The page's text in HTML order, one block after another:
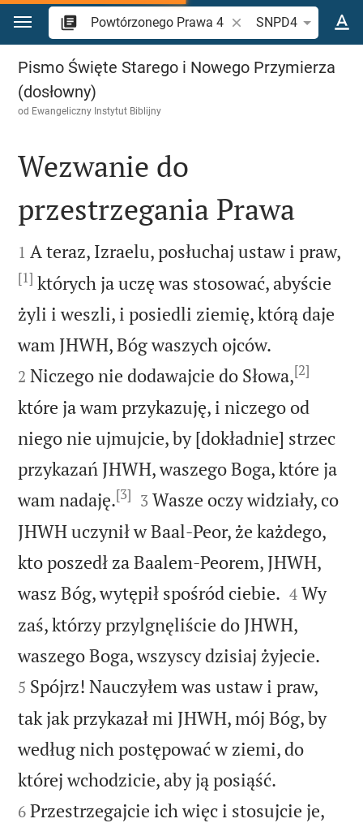
Przejdź do treści
Szukaj wersetu lub
SNPD4
Powtórzonego Prawa 4
Pismo Święte Starego i Nowego Przymierza
(dosłowny)
od Ewangeliczny Instytut Biblijny

Wezwanie do
przestrzegania Prawa

1 A teraz, Izraelu, posłuchaj ustaw i praw,
[1] których ja uczę was stosować, abyście
żyli i weszli, i posiedli ziemię, którą daje
wam JHWH, Bóg waszych ojców.
2 Niczego nie dodawajcie do Słowa,[2]
które ja wam przykazuję, i niczego od
niego nie ujmujcie, by [dokładnie] strzec
przykazań JHWH, waszego Boga, które ja
wam nadaję.[3] 

3 Wasze oczy widziały, co
JHWH uczynił w Baal-Peor, że każdego,
kto poszedł za Baalem-Peorem, JHWH,
wasz Bóg, wytępił spośród ciebie. 

4 Wy
zaś, którzy przylgnęliście do JHWH,
waszego Boga, wszyscy dzisiaj żyjecie.
5 Spójrz! Nauczyłem was ustaw i praw,
tak jak przykazał mi JHWH, mój Bóg, by
według nich postępować w ziemi, do
której wchodzicie, aby ją posiąść.
6 Przestrzegajcie ich więc i stosujcie je,